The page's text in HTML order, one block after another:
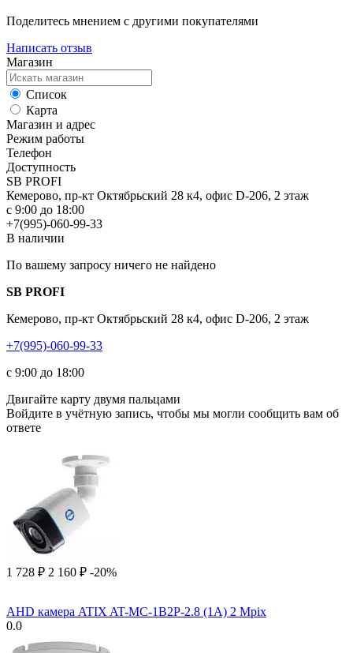
Поделитесь мнением с другими покупателями
Написать отзыв
Магазин
Список
Карта
Магазин и адрес
Режим работы
Телефон
Доступность
SB PROFI
Кемерово, пр-кт Октябрьский 28 к4, офис D-206, 2 этаж
с 9:00 до 18:00
+7(995)-060-99-33
В наличии
По вашему запросу ничего не найдено
SB PROFI
Кемерово, пр-кт Октябрьский 28 к4, офис D-206, 2 этаж
+7(995)-060-99-33
с 9:00 до 18:00
Двигайте карту двумя пальцами
Войдите в учётную запись, чтобы мы могли сообщить вам об
ответе
1 728 ₽ 2 160 ₽ -20%
AHD камера ATIX AT-MC-1B2P-2.8 (1A) 2 Mpix
0.0